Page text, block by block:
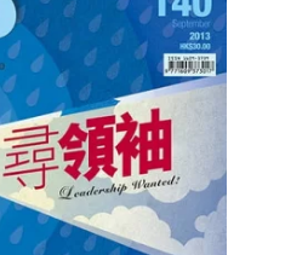
養生保健 民生用品
運動休閒
化妝保養 情趣用品